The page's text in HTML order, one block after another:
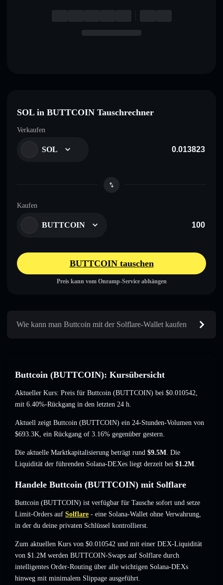
SOL in BUTTCOIN Tauschrechner
Verkaufen
SOL
Kaufen
BUTTCOIN
BUTTCOIN tauschen
Preis kann vom Onramp-Service abhängen
Wie kann man Buttcoin mit der Solflare-Wallet kaufen
Buttcoin (BUTTCOIN): Kursübersicht
Aktueller Kurs: Preis für Buttcoin (BUTTCOIN) bei $0.010542,
mit 6.40%-Rückgang in den letzten 24 h.
Aktuell zeigt Buttcoin (BUTTCOIN) ein 24-Stunden-Volumen von
$693.3K, ein Rückgang of 3.16% gegenüber gestern.
Die aktuelle Marktkapitalisierung beträgt rund $9.5M. Die
Liquidität der führenden Solana-DEXes liegt derzeit bei $1.2M.
Handele Buttcoin (BUTTCOIN) mit Solflare
Buttcoin (BUTTCOIN) ist verfügbar für Tausche sofort und setze
Limit-Orders auf Solflare - eine Solana-Wallet ohne Verwahrung,
in der du deine privaten Schlüssel kontrollierst.
Zum aktuellen Kurs von $0.010542 und mit einer DEX-Liquidität
von $1.2M werden BUTTCOIN-Swaps auf Solflare durch
intelligentes Order-Routing über alle wichtigen Solana-DEXs
hinweg mit minimalem Slippage ausgeführt.